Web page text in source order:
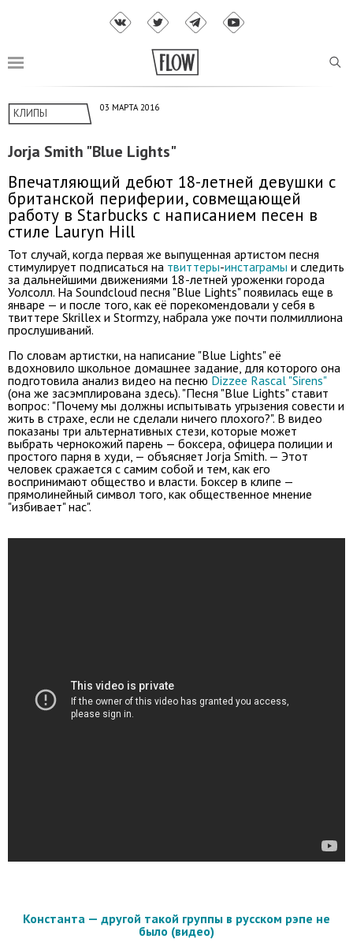
КЛИПЫ 03 МАРТА 2016
Jorja Smith "Blue Lights"
Впечатляющий дебют 18-летней девушки с
британской периферии, совмещающей
работу в Starbucks с написанием песен в
стиле Lauryn Hill
Тот случай, когда первая же выпущенная артистом песня
стимулирует подписаться на твиттеры-инстаграмы и следить
за дальнейшими движениями 18-летней уроженки города
Уолсолл. На Soundcloud песня "Blue Lights" появилась еще в
январе — и после того, как её порекомендовали у себя в
твиттере Skrillex и Stormzy, набрала уже почти полмиллиона
прослушиваний.
По словам артистки, на написание "Blue Lights" её
вдохновило школьное домашнее задание, для которого она
подготовила анализ видео на песню Dizzee Rascal "Sirens"
(она же засэмплирована здесь). "Песня "Blue Lights" ставит
вопрос: "Почему мы должны испытывать угрызения совести и
жить в страхе, если не сделали ничего плохого?". В видео
показаны три альтернативных стези, которые может
выбрать чернокожий парень — боксера, офицера полиции и
простого парня в худи, — объясняет Jorja Smith. — Этот
человек сражается с самим собой и тем, как его
воспринимают общество и власти. Боксер в клипе —
прямолинейный символ того, как общественное мнение
"избивает" нас".
Константа — другой такой группы в русском рэпе не
было (видео)